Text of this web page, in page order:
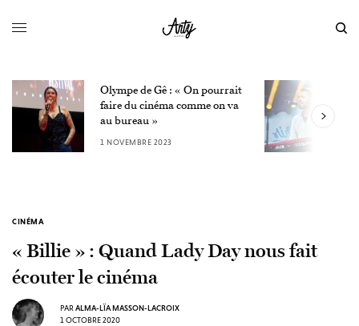
Olympe de Gê : « On pourrait
faire du cinéma comme on va
au bureau »
1 NOVEMBRE 2023
CINÉMA
« Billie » : Quand Lady Day nous fait
écouter le cinéma
PARALMA-LÏA MASSON-LACROIX
1 OCTOBRE 2020